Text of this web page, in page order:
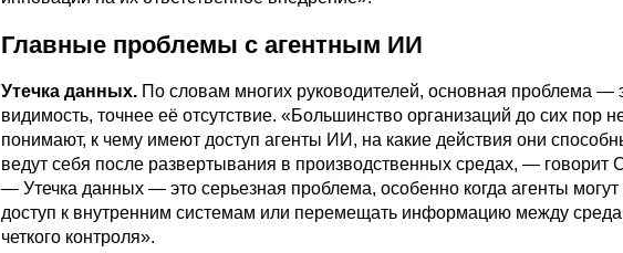
Главные проблемы с агентным ИИ
Утечка данных. По словам многих руководителей, основная проблема —
видимость, точнее её отсутствие. «Большинство организаций до сих пор
понимают, к чему имеют доступ агенты ИИ, на какие действия они
ведут себя после развертывания в производственных средах, — говорит
— Утечка данных — это серьезная проблема, особенно когда агенты могут
доступ к внутренним системам или перемещать информацию между
четкого контроля».